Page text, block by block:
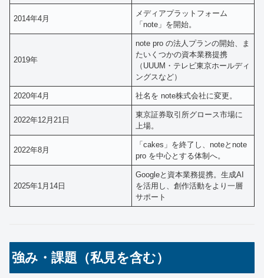
2014年4月
メディアプラットフォーム
「note」を開始。
2019年
note pro の法人プランの開始、ま
たいくつかの資本業務提携
（UUUM・テレビ東京ホールディ
ングスなど）
2020年4月 社名を note株式会社に変更。
2022年12月21日
東京証券取引所グロース市場に
上場。
2022年8月
「cakes」を終了し、noteとnote
pro を中心とする体制へ。
2025年1月14日
Googleと資本業務提携。生成AI
を活用し、創作活動をより一層
サポート
強み・課題（私見を含む）